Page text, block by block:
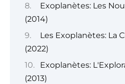
Exoplanètes: Les
(2014)
Les Exoplanètes: La
(2022)
Exoplanètes:
(2013)